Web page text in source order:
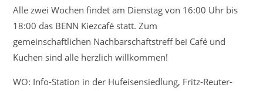
Alle zwei Wochen findet am Dienstag von 16:00 Uhr bis
18:00 das BENN Kiezcafé statt. Zum
gemeinschaftlichen Nachbarschaftstreff bei Café und
Kuchen sind alle herzlich willkommen!
WO: Info-Station in der Hufeisensiedlung, Fritz-Reuter-